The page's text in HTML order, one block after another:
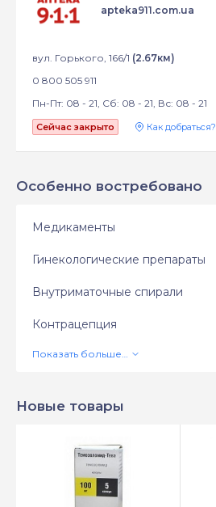
apteka911.com.ua
вул. Горького, 166/1 (2.67км)
0 800 505 911
Пн-Пт: 08 - 21, Сб: 08 - 21, Вс: 08 - 21
Сейчас закрыто Как добраться?
Особенно востребовано
Медикаменты
Гинекологические препараты
Внутриматочные спирали
Контрацепция
Новые товары